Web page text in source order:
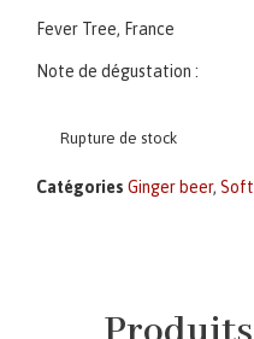
Fever Tree, France
Note de dégustation :
Rupture de stock
Catégories Ginger beer, Soft